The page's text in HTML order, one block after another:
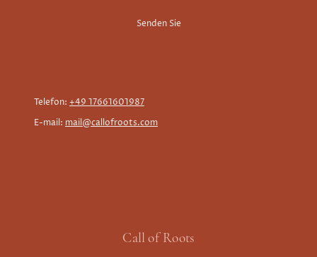
Senden Sie
Telefon: +49 17661601987
E-mail: mail@callofroots.com
Call of Roots